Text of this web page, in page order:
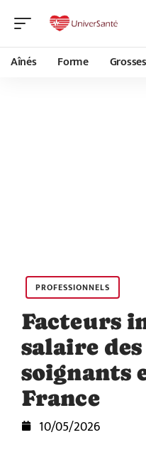
Aînés Forme
PROFESSIONNELS
Facteurs
salaire des
soignants
France
10/05/2026